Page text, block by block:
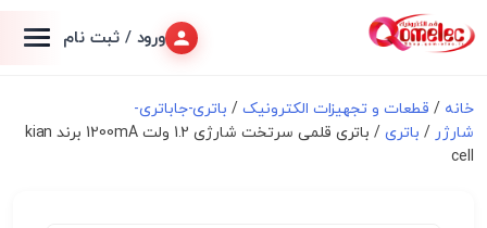
ورود / ثبت نام
خانه / قطعات و تجهیزات الکترونیک/ باتری-جاباتری-
شارژر / باتری
/ باتری قلمی سرتخت شارژی 1.2 ولت 1200mA برند kian
cell